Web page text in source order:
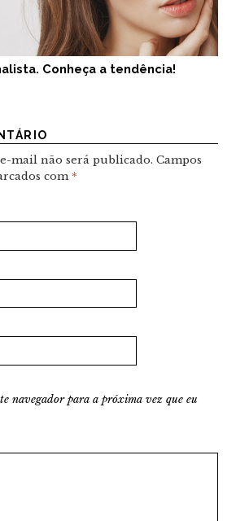
Conheça a tendência!
mail não será publicado. Campos
com *
navegador para a próxima vez que eu